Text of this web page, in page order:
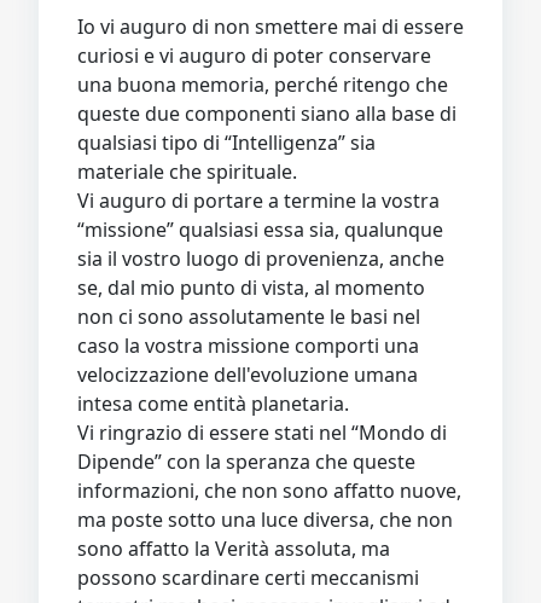
Io vi auguro di non smettere mai di essere
curiosi e vi auguro di poter conservare
una buona memoria, perché ritengo che
queste due componenti siano alla base di
qualsiasi tipo di “Intelligenza” sia
materiale che spirituale.
Vi auguro di portare a termine la vostra
“missione” qualsiasi essa sia, qualunque
sia il vostro luogo di provenienza, anche
se, dal mio punto di vista, al momento
non ci sono assolutamente le basi nel
caso la vostra missione comporti una
velocizzazione dell'evoluzione umana
intesa come entità planetaria.
Vi ringrazio di essere stati nel “Mondo di
Dipende” con la speranza che queste
informazioni, che non sono affatto nuove,
ma poste sotto una luce diversa, che non
sono affatto la Verità assoluta, ma
possono scardinare certi meccanismi